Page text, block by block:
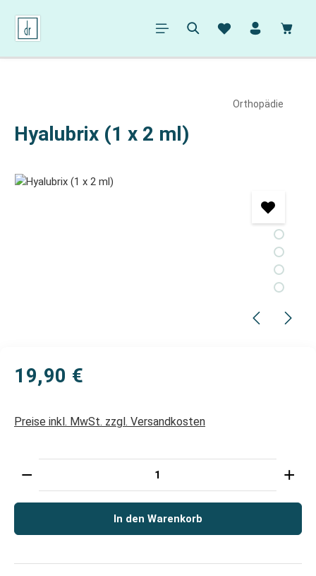
springen
Orthopädie
Hyalubrix (1 x 2 ml)
Bildergalerie überspringen
19,90 €
Preise inkl. MwSt. zzgl. Versandkosten
Produkt Anzahl: Gib den gewünschten Wert ein
In den Warenkorb